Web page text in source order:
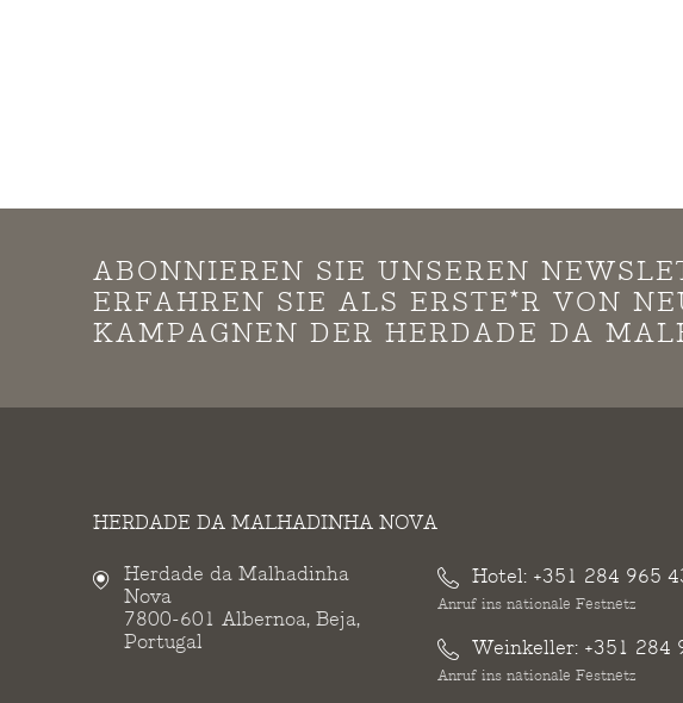
ABONNIEREN SIE UNSEREN
ERFAHREN SIE ALS ERSTE*R VON
KAMPAGNEN DER HERDADE DA
HERDADE DA MALHADINHA NOVA
Herdade da Malhadinha
Nova
7800-601 Albernoa, Beja,
Portugal
Hotel: +351 284 965
Anruf ins nationale Festnetz
Weinkeller: +351 284
Anruf ins nationale Festnetz